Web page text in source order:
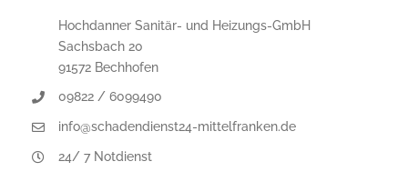
Hochdanner Sanitär- und Heizungs-GmbH
Sachsbach 20
91572 Bechhofen
09822 / 6099490
info@schadendienst24-mittelfranken.de
24/ 7 Notdienst